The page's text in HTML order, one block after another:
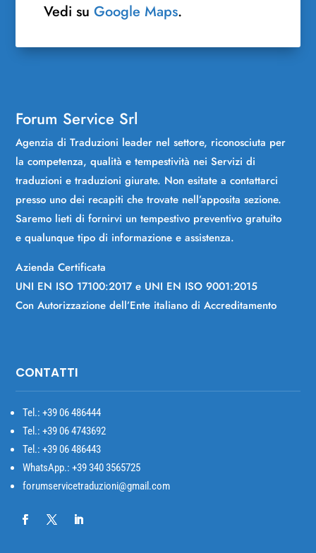
Vedi suGoogle Maps.
Forum Service Srl
Agenzia di Traduzioni leader nel settore, riconosciuta per
la competenza, qualità e tempestività nei Servizi di
traduzioni e traduzioni giurate. Non esitate a contattarci
presso uno dei recapiti che trovate nell’apposita sezione.
Saremo lieti di fornirvi un tempestivo preventivo gratuito
e qualunque tipo di informazione e assistenza.
Azienda Certificata
UNI EN ISO 17100:2017 e UNI EN ISO 9001:2015
Con Autorizzazione dell’Ente italiano di Accreditamento
CONTATTI
Tel.: +3906 486444
Tel.: +39 06 4743692
Tel.: +39 06 486443
WhatsApp.: +39 340 3565725
forumservicetraduzioni@gmail.com